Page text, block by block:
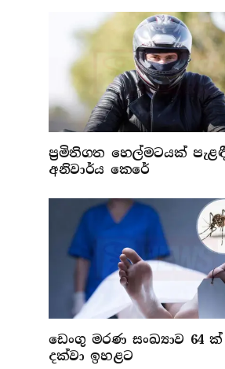
ප්‍රමිතිගත හෙල්මටයක්
අනිවාර්ය කෙරේ
ඩෙංගු මරණ සංඛ්‍යාව 64 ක්
දක්වා ඉහළට